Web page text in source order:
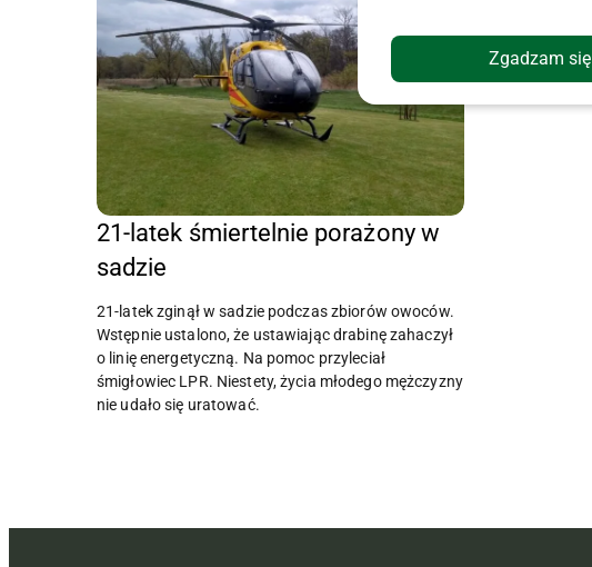
21-latek śmiertelnie porażony w
sadzie
21-latek zginął w sadzie podczas zbiorów owoców.
Wstępnie ustalono, że ustawiając drabinę zahaczył
o linię energetyczną. Na pomoc przyleciał
śmigłowiec LPR. Niestety, życia młodego mężczyzny
nie udało się uratować.
Zgadzam się